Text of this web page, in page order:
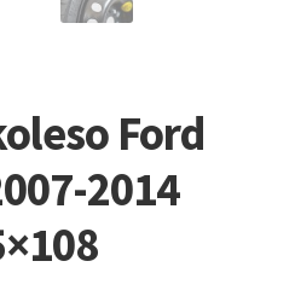
Ford
2014